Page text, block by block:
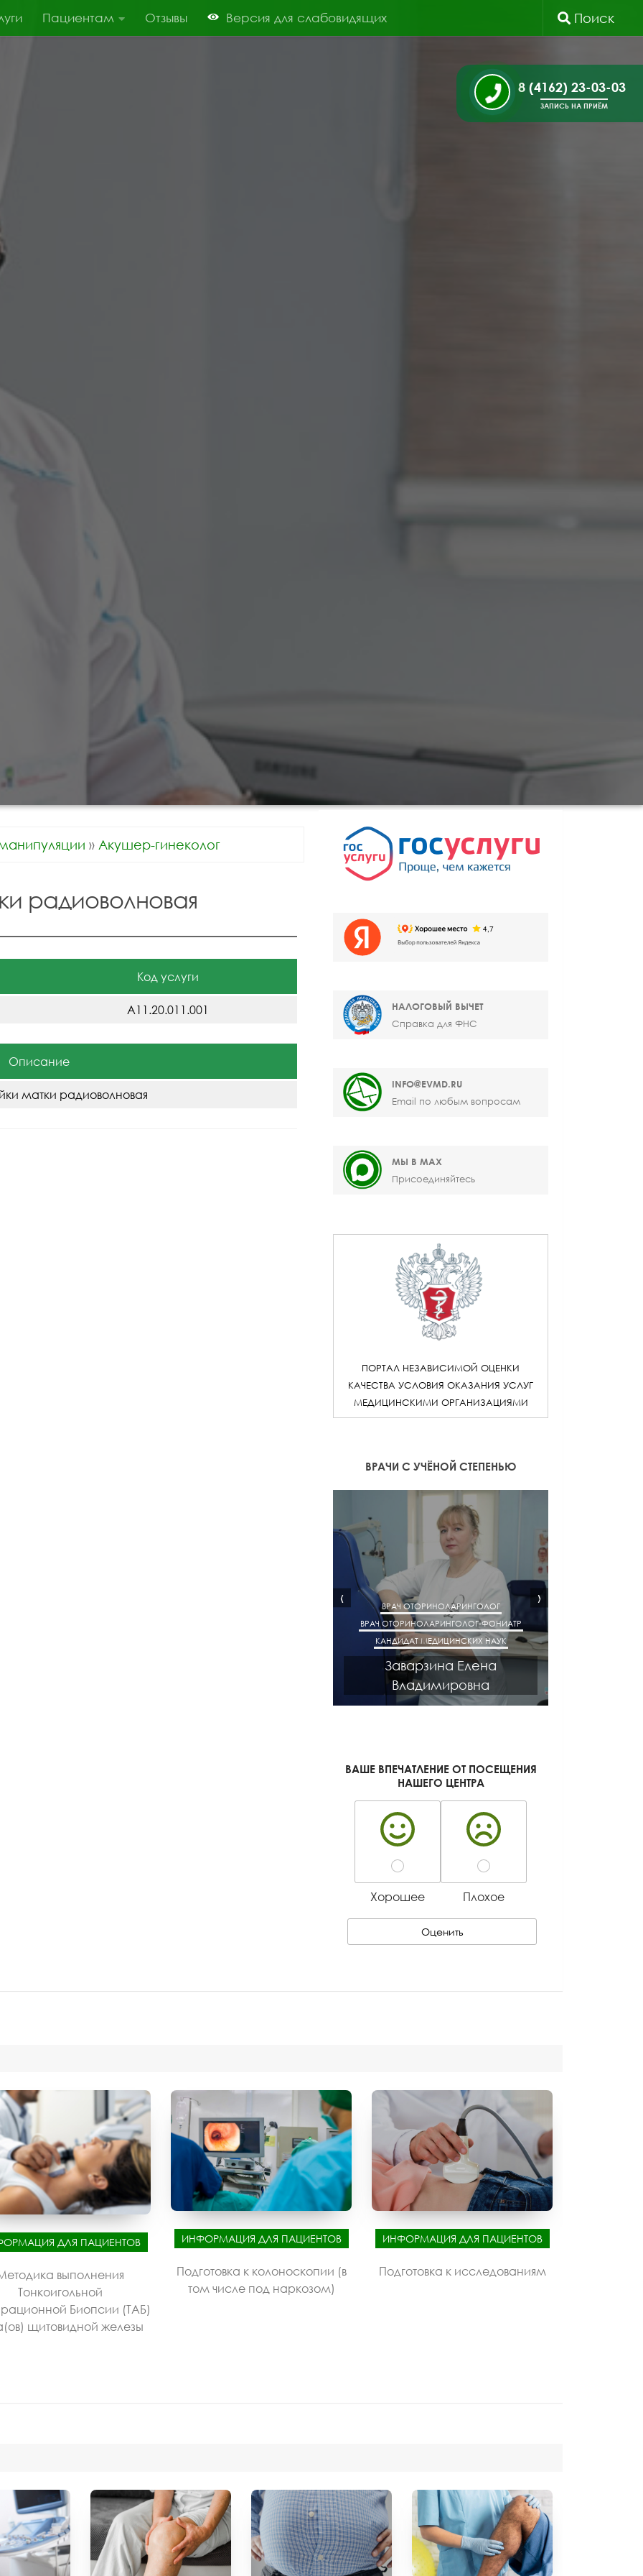
Пациентам Отзывы Версия для слабовидящих Поиск
8 (4162) 23-03-03
ЗАПИСЬ НА ПРИЁМ
» Акушер-гинеколог
радиоволновая
Код услуги
A11.20.011.001
Описание
матки радиоволновая
НАЛОГОВЫЙ ВЫЧЕТ
Справка для ФНС
INFO@EVMD.RU
Email по любым вопросам
МЫ В MAX
Присоединяйтесь
ПОРТАЛ НЕЗАВИСИМОЙ ОЦЕНКИ
КАЧЕСТВА УСЛОВИЯ ОКАЗАНИЯ УСЛУГ
МЕДИЦИНСКИМИ ОРГАНИЗАЦИЯМИ
ВРАЧИ С УЧЁНОЙ СТЕПЕНЬЮ
ВРАЧ ОТОРИНОЛАРИНГОЛОГ
ВРАЧ ОТОРИНОЛАРИНГОЛОГ-ФОНИАТР
КАНДИДАТ МЕДИЦИНСКИХ НАУК
Заварзина Елена
Владимировна
‹ ›
ВАШЕ ВПЕЧАТЛЕНИЕ ОТ ПОСЕЩЕНИЯ
НАШЕГО ЦЕНТРА
Хорошее Плохое
Оценить
ДЛЯ ПАЦИЕНТОВ
выполнения
Тонкоигольной
Биопсии (ТАБ)
щитовидной железы
ИНФОРМАЦИЯ ДЛЯ ПАЦИЕНТОВ
Подготовка к колоноскопии (в
том числе под наркозом)
ИНФОРМАЦИЯ ДЛЯ ПАЦИЕНТОВ
Подготовка к исследованиям